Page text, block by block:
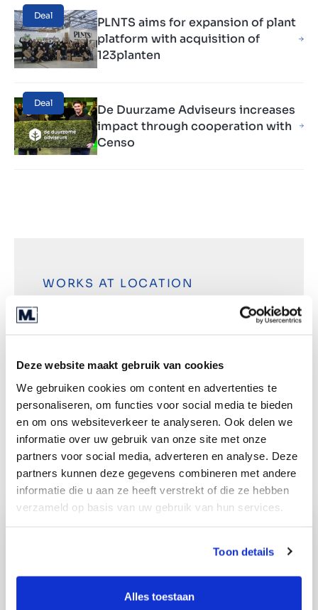
Deze website maakt gebruik van cookies
We gebruiken cookies om content en advertenties te
personaliseren, om functies voor social media te bieden
en om ons websiteverkeer te analyseren. Ook delen we
informatie over uw gebruik van onze site met onze
partners voor social media, adverteren en analyse. Deze
partners kunnen deze gegevens combineren met andere
informatie die u aan ze heeft verstrekt of die ze hebben
verzameld op basis van uw gebruik van hun services.
Toon details
Alles toestaan
Deal
PLNTS aims for expansion of plant
platform with acquisition of
123planten
Deal
De Duurzame Adviseurs increases
impact through cooperation with
Censo
WORKS AT LOCATION
7418 BN Deventer
+31 (0) 85 040 03 00
Directions